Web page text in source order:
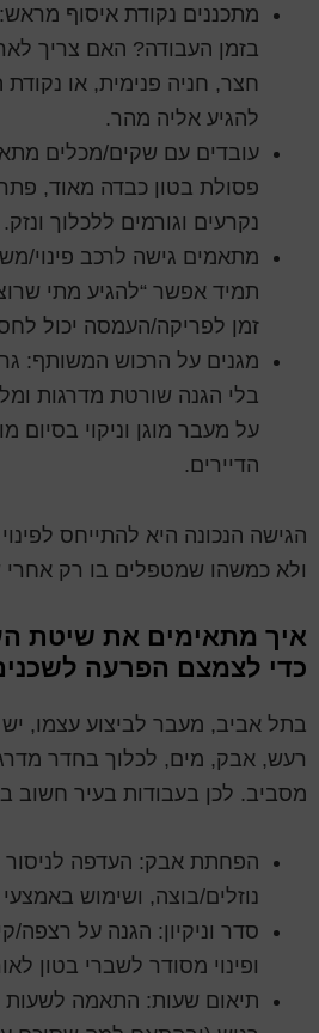
מתכננים נקודת איסוף
בזמן העבודה? האם צריך
חצר, חניה פנימית, או
להגיע אליה מהר.
עובדים עם שקים/מכלים
פסולת בטון כבדה מאוד,
נקרעים וגורמים ללכלוך ונזק.
מתאמים גישה לרכב פינוי/
תמיד אפשר “להגיע מתי
זמן לפריקה/העמסה יכול
מגנים על הרכוש המשותף:
בלי הגנה שורטת מדרגות
על מעבר מוגן וניקוי בסיום
הדיירים.
הגישה הנכונה היא להתייחס
ולא כמשהו שמטפלים בו רק אחרי
איך מתאימים את שיטת
כדי לצמצם הפרעה
בתל אביב, מעבר לביצוע עצמו, יש
רעש, אבק, מים, לכלוך בחדר
מסביב. לכן בעבודות בעיר חשוב
הפחתת אבק: העדפה לניסור
נוזלים/בוצה, ושימוש
סדר וניקיון: הגנה על רצפה/
ופינוי מסודר לשברי בטון
תיאום שעות: התאמה לשעות